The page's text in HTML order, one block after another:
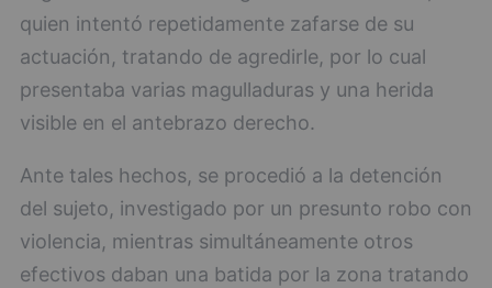
quien intentó repetidamente zafarse de su
actuación, tratando de agredirle, por lo cual
presentaba varias magulladuras y una herida
visible en el antebrazo derecho.
Ante tales hechos, se procedió a la detención
del sujeto, investigado por un presunto robo con
violencia, mientras simultáneamente otros
efectivos daban una batida por la zona tratando